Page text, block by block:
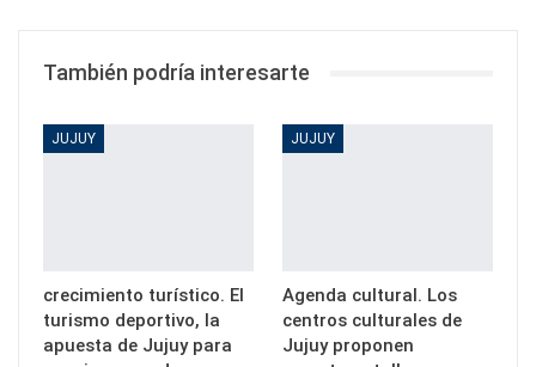
También podría interesarte
JUJUY
crecimiento turístico. El
turismo deportivo, la
apuesta de Jujuy para
JUJUY
Agenda cultural. Los
centros culturales de
Jujuy proponen